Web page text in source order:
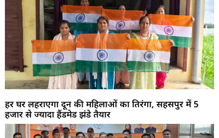
हर घर लहराएगा दून की महिलाओं का तिरंगा, सहसपुर में 5
हजार से ज्यादा हैंडमेड झंडे तैयार